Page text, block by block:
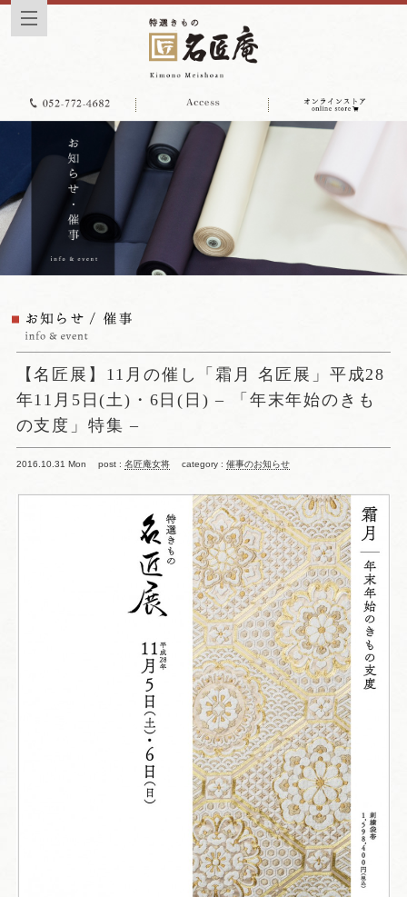
【名匠展】11月の催し「霜月 名匠展」平成28
年11月5日(土)・6日(日) – 「年末年始のきも
の支度」特集 –
2016.10.31 Mon post : 名匠庵女将 category : 催事のお知らせ